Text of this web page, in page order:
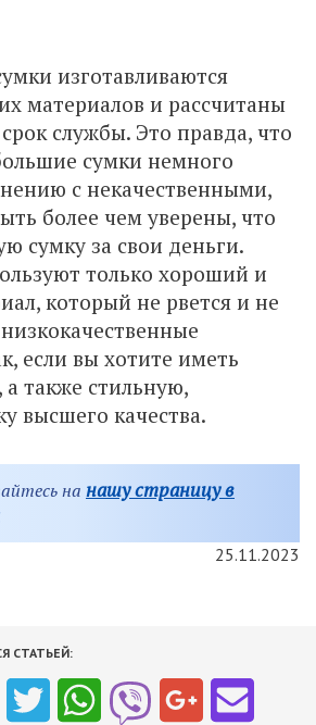
изготавливаются
материалов и рассчитаны
службы. Это правда, что
сумки немного
с некачественными,
более чем уверены, что
сумку за свои деньги.
только хороший и
который не рвется и не
если вы хотите иметь
также стильную,
высшего качества.
на нашу страницу в
25.11.2023
СТАТЬЕЙ: